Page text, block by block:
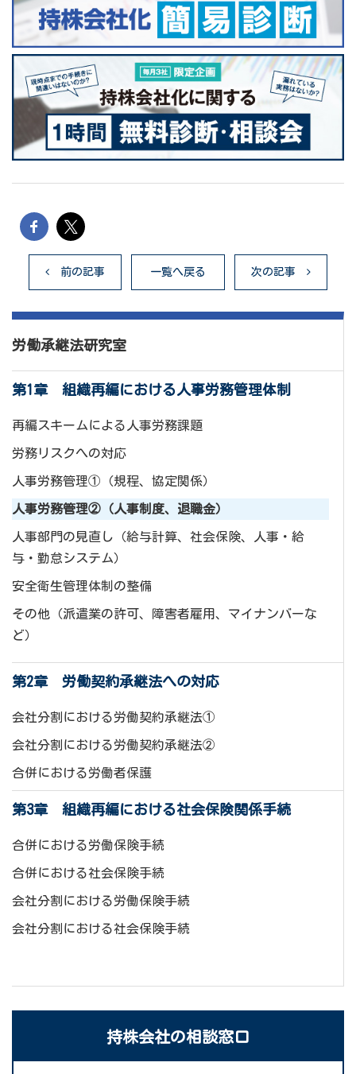
前の記事 一覧へ戻る 次の記事
労働承継法研究室
第1章 組織再編における人事労務管理体制
再編スキームによる人事労務課題
労務リスクへの対応
人事労務管理①（規程、協定関係）
人事労務管理②（人事制度、退職金）
人事部門の見直し（給与計算、社会保険、人事・給
与・勤怠システム）
安全衛生管理体制の整備
その他（派遣業の許可、障害者雇用、マイナンバーな
ど）
第2章 労働契約承継法への対応
会社分割における労働契約承継法①
会社分割における労働契約承継法②
合併における労働者保護
第3章 組織再編における社会保険関係手続
合併における労働保険手続
合併における社会保険手続
会社分割における労働保険手続
会社分割における社会保険手続
持株会社の相談窓口